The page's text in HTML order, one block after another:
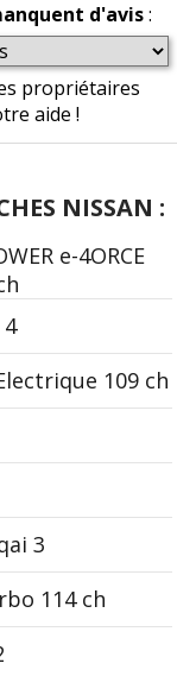
d'avis:
propriétaires
aide !
NISSAN :
e-4ORCE
109 ch
3
114 ch